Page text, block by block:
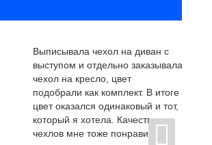
Выписывала чехол на диван с
выступом и отдельно заказывала
чехол на кресло, цвет
подобрали как комплект. В итоге
цвет оказался одинаковый и тот,
который я хотела. Качество
чехлов мне тоже понравилось,